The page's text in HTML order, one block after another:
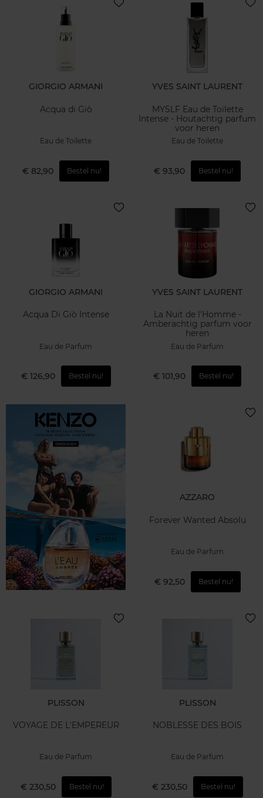
GIORGIO ARMANI
Acqua di Giò
Eau de Toilette
€ 82,90 Bestel nu!
YVES SAINT LAURENT
MYSLF Eau de Toilette
Intense - Houtachtig parfum
voor heren
Eau de Toilette
€ 93,90 Bestel nu!
GIORGIO ARMANI
Acqua Di Giò Intense
Eau de Parfum
€ 126,90 Bestel nu!
YVES SAINT LAURENT
La Nuit de l'Homme -
Amberachtig parfum voor
heren
Eau de Parfum
€ 101,90 Bestel nu!
AZZARO
Forever Wanted Absolu
Eau de Parfum
€ 92,50 Bestel nu!
PLISSON
VOYAGE DE L'EMPEREUR
Eau de Parfum
€ 230,50 Bestel nu!
PLISSON
NOBLESSE DES BOIS
Eau de Parfum
€ 230,50 Bestel nu!